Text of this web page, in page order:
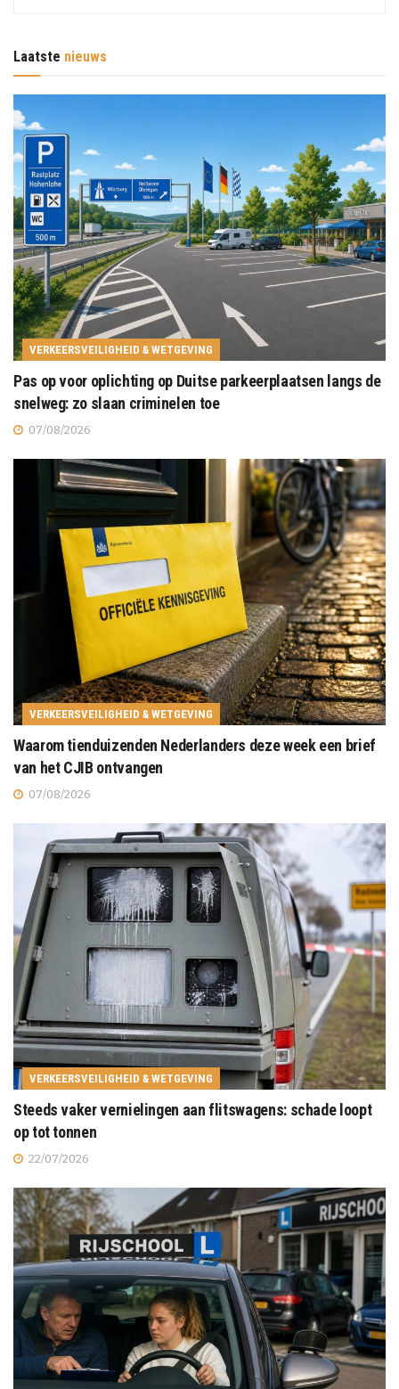
Laatste nieuws
VERKEERSVEILIGHEID & WETGEVING
Pas op voor oplichting op Duitse parkeerplaatsen langs de
snelweg: zo slaan criminelen toe
07/08/2026
VERKEERSVEILIGHEID & WETGEVING
Waarom tienduizenden Nederlanders deze week een brief
van het CJIB ontvangen
07/08/2026
VERKEERSVEILIGHEID & WETGEVING
Steeds vaker vernielingen aan flitswagens: schade loopt
op tot tonnen
22/07/2026